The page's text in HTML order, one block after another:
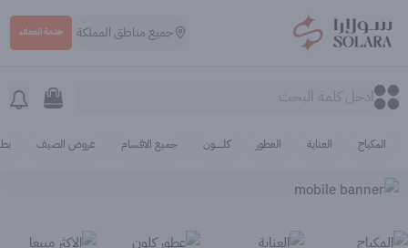
سولارا جميع مناطق المملكة خدمة العملاء
0 0
المكياج العناية العطور كلـــــــــون جميع الاقسام عروض الصيف